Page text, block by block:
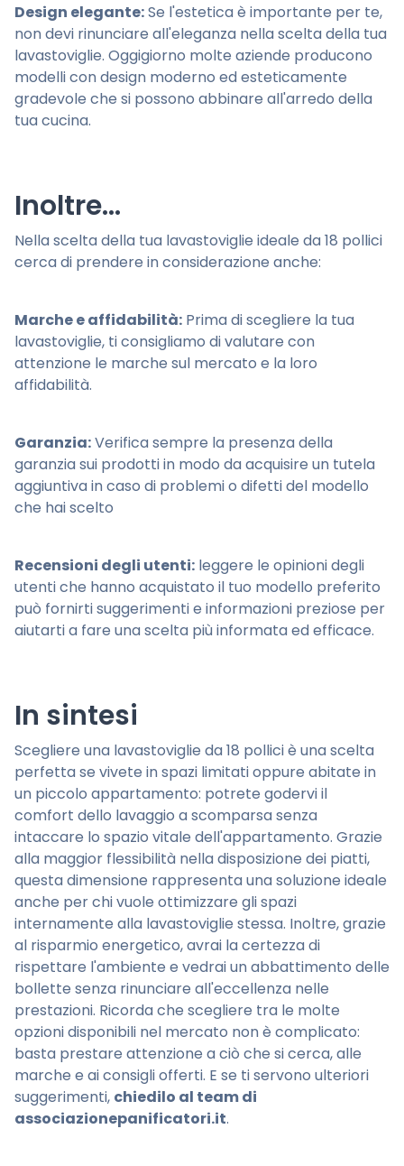
Design elegante:Se l'estetica è importante per te,
non devi rinunciare all'eleganza nella scelta della tua
lavastoviglie. Oggigiorno molte aziende producono
modelli con design moderno ed esteticamente
gradevole che si possono abbinare all'arredo della
tua cucina.
Inoltre...
Nella scelta della tua lavastoviglie ideale da 18 pollici
cerca di prendere in considerazione anche:
Marche e affidabilità: Prima di scegliere la tua
lavastoviglie, ti consigliamo di valutare con
attenzione le marche sul mercato e la loro
affidabilità.
Garanzia:Verifica sempre la presenza della
garanzia sui prodotti in modo da acquisire un tutela
aggiuntiva in caso di problemi o difetti del modello
che hai scelto
Recensioni degli utenti: leggere le opinioni degli
utenti che hanno acquistato il tuo modello preferito
può fornirti suggerimenti e informazioni preziose per
aiutarti a fare una scelta più informata ed efficace.
In sintesi
Scegliere una lavastoviglie da 18 pollici è una scelta
perfetta se vivete in spazi limitati oppure abitate in
un piccolo appartamento: potrete godervi il
comfort dello lavaggio a scomparsa senza
intaccare lo spazio vitale dell'appartamento. Grazie
alla maggior flessibilità nella disposizione dei piatti,
questa dimensione rappresenta una soluzione ideale
anche per chi vuole ottimizzare gli spazi
internamente alla lavastoviglie stessa. Inoltre, grazie
al risparmio energetico, avrai la certezza di
rispettare l'ambiente e vedrai un abbattimento delle
bollette senza rinunciare all'eccellenza nelle
prestazioni. Ricorda che scegliere tra le molte
opzioni disponibili nel mercato non è complicato:
basta prestare attenzione a ciò che si cerca, alle
marche e ai consigli offerti. E se ti servono ulteriori
suggerimenti, chiedilo al team di
associazionepanificatori.it.